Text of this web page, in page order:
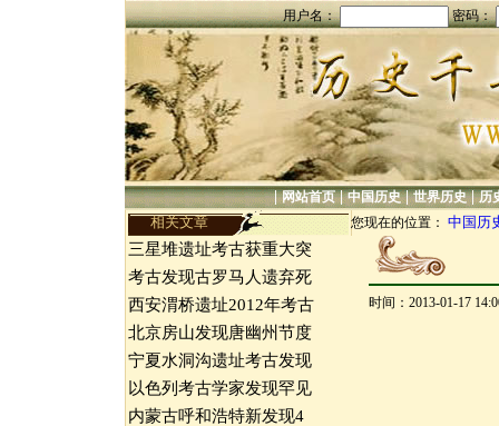
用户名： 密码：
|网站首页|中国历史|世界历史|历
相关文章 您现在的位置： 中国历
三星堆遗址考古获重大突
考古发现古罗马人遗弃死
西安渭桥遗址2012年考古
北京房山发现唐幽州节度
宁夏水洞沟遗址考古发现
以色列考古学家发现罕见
内蒙古呼和浩特新发现4
时间：2013-01-17